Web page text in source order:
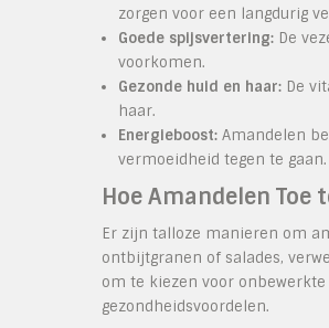
zorgen voor een langdurig
Goede spijsvertering: De
voorkomen.
Gezonde huid en haar: De
haar.
Energieboost: Amandelen
vermoeidheid tegen te gaan.
Hoe Amandelen Toe
Er zijn talloze manieren om
ontbijtgranen of salades,
om te kiezen voor
gezondheidsvoordelen.